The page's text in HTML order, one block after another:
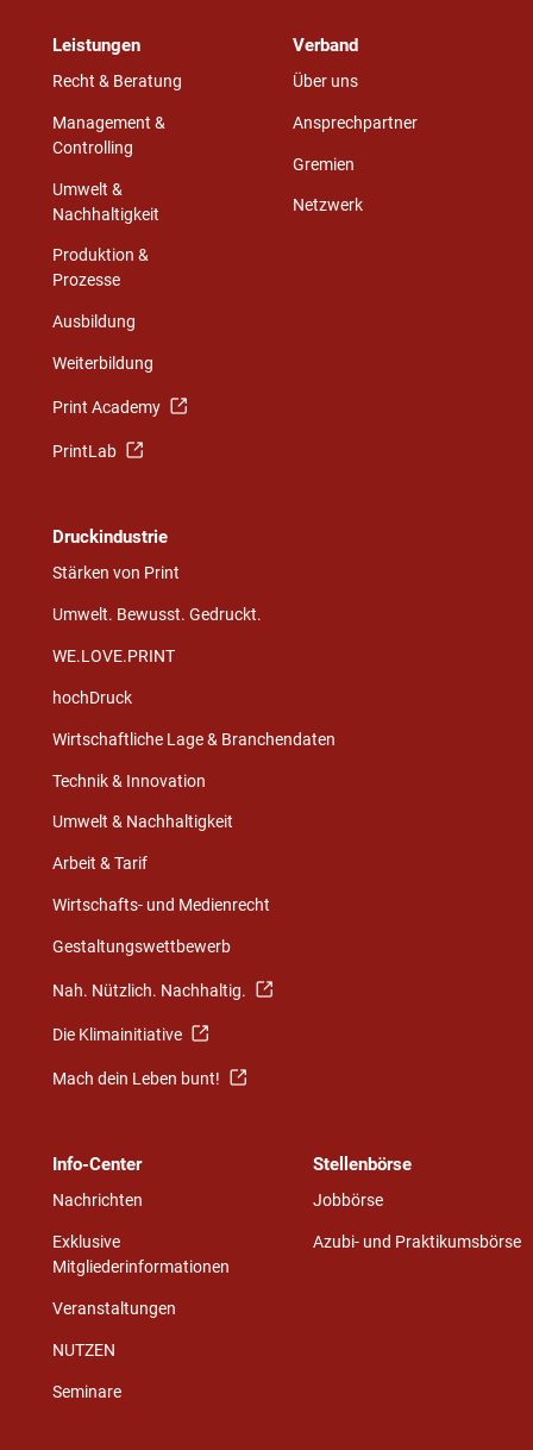
Leistungen
Recht & Beratung
Management &
Controlling
Umwelt &
Nachhaltigkeit
Produktion &
Prozesse
Ausbildung
Weiterbildung
Print Academy
PrintLab
Verband
Über uns
Ansprechpartner
Gremien
Netzwerk
Druckindustrie
Stärken von Print
Umwelt. Bewusst. Gedruckt.
WE.LOVE.PRINT
hochDruck
Wirtschaftliche Lage & Branchendaten
Technik & Innovation
Umwelt & Nachhaltigkeit
Arbeit & Tarif
Wirtschafts- und Medienrecht
Gestaltungswettbewerb
Nah. Nützlich. Nachhaltig.
Die Klimainitiative
Mach dein Leben bunt!
Info-Center
Nachrichten
Exklusive
Mitgliederinformationen
Veranstaltungen
NUTZEN
Seminare
Stellenbörse
Jobbörse
Azubi- und Praktikumsbörse